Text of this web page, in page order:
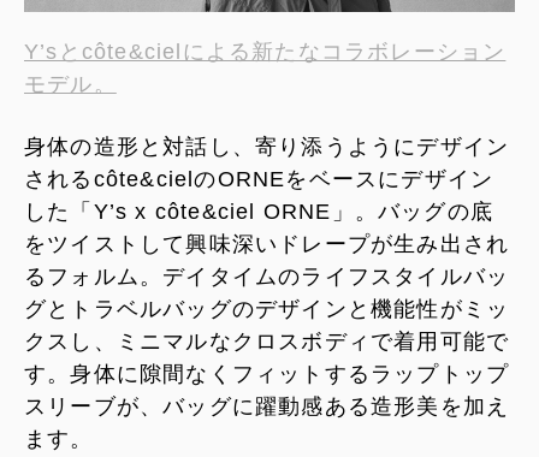
Y’sとcôte&cielによる新たなコラボレーション
モデル。
身体の造形と対話し、寄り添うようにデザイン
されるcôte&cielのORNEをベースにデザイン
した「Y’s x côte&ciel ORNE」。バッグの底
をツイストして興味深いドレープが生み出され
るフォルム。デイタイムのライフスタイルバッ
グとトラベルバッグのデザインと機能性がミッ
クスし、ミニマルなクロスボディで着用可能で
す。身体に隙間なくフィットするラップトップ
スリーブが、バッグに躍動感ある造形美を加え
ます。